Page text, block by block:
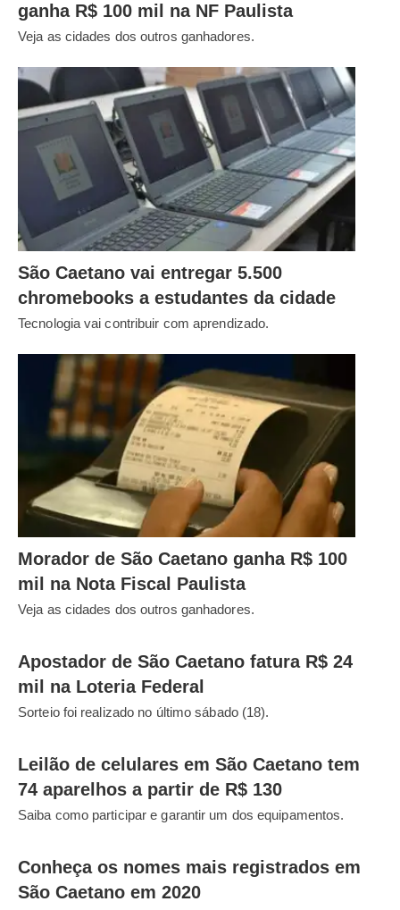
ganha R$ 100 mil na NF Paulista
Veja as cidades dos outros ganhadores.
São Caetano vai entregar 5.500
chromebooks a estudantes da cidade
Tecnologia vai contribuir com aprendizado.
Morador de São Caetano ganha R$ 100
mil na Nota Fiscal Paulista
Veja as cidades dos outros ganhadores.
Apostador de São Caetano fatura R$ 24
mil na Loteria Federal
Sorteio foi realizado no último sábado (18).
Leilão de celulares em São Caetano tem
74 aparelhos a partir de R$ 130
Saiba como participar e garantir um dos equipamentos.
Conheça os nomes mais registrados em
São Caetano em 2020